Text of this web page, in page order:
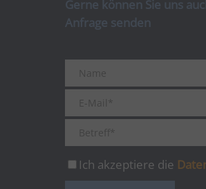
Gerne können Sie uns
Anfrage senden
Ich akzeptiere die